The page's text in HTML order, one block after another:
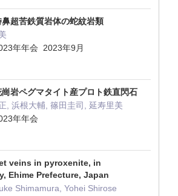
超苦鉄質岩体の蛇紋岩類
年年会 2023年9月
岩ペグマタイト産プロト鉄直閃石
, 浜根大輔, 篠田圭司, 延寿里美
年年会
veins in pyroxenite, in
Ehime Prefecture, Japan
Shimamura, Yohei Shirose